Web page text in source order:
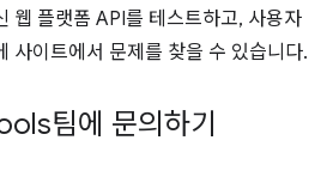
웹 플랫폼 API를 테스트하고, 사용자
사이트에서 문제를 찾을 수 있습니다.
팀에 문의하기